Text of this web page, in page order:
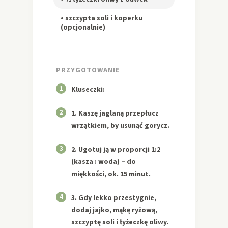
• szczypta soli i koperku
(opcjonalnie)
PRZYGOTOWANIE
1 Kluseczki:
2
1. Kaszę jaglaną przepłucz
wrzątkiem, by usunąć gorycz.
3
2. Ugotuj ją w proporcji 1:2
(kasza : woda) – do
miękkości, ok. 15 minut.
4
3. Gdy lekko przestygnie,
dodaj jajko, mąkę ryżową,
szczyptę soli i łyżeczkę oliwy.